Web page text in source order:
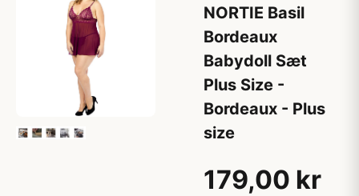
NORTIE Basil
Bordeaux
Babydoll Sæt
Plus Size -
Bordeaux - Plus
size
179,00 kr